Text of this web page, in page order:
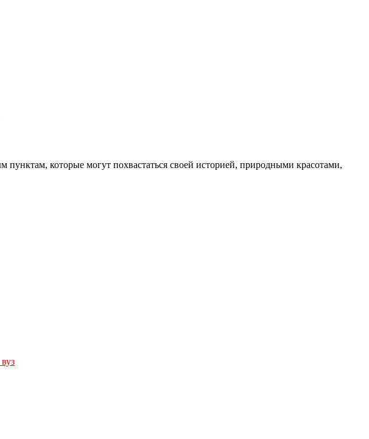
которые могут похвастаться своей историей, природными красотами,